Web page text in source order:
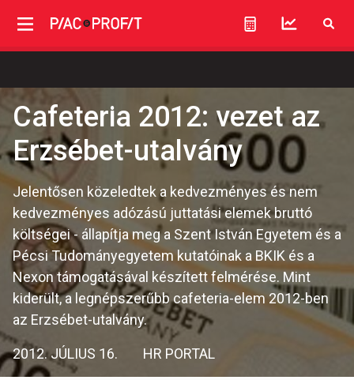
Cafeteria 2012: vezet az
Erzsébet-utalvány
Jelentősen közeledtek a kedvezményes és nem
kedvezményes adózású juttatási elemek bruttó
költségei - állapítja meg a Szent István Egyetem és a
Pécsi Tudományegyetem kutatóinak a BKIK és a
Nexon támogatásával készített felmérése. Mint
kiderült, a legnépszerűbb cafeteria-elem 2012-ben
az Erzsébet-utalvány.
2012. JÚLIUS 16. HR PORTAL